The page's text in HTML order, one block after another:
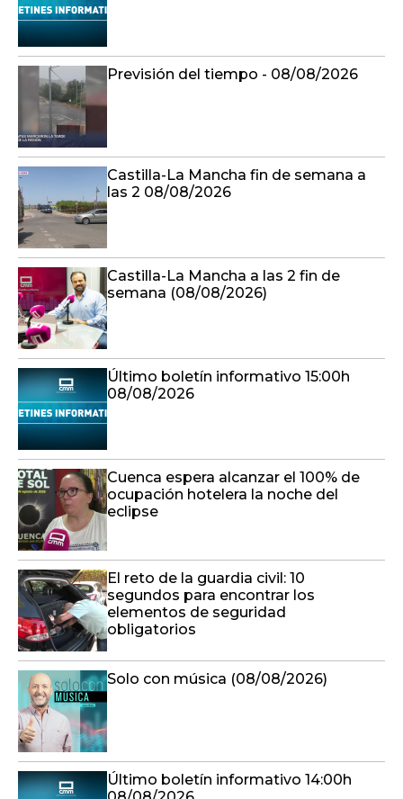
Previsión del tiempo - 08/08/2026
Castilla-La Mancha fin de semana a
las 2 08/08/2026
Castilla-La Mancha a las 2 fin de
semana (08/08/2026)
Último boletín informativo 15:00h
08/08/2026
Cuenca espera alcanzar el 100% de
ocupación hotelera la noche del
eclipse
El reto de la guardia civil: 10
segundos para encontrar los
elementos de seguridad
obligatorios
Solo con música (08/08/2026)
Último boletín informativo 14:00h